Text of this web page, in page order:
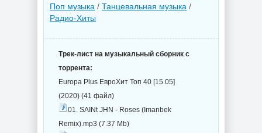
Поп музыка / Танцевальная музыка /
Радио-Хиты
Трек-лист на музыкальный сборник с
торрента:
Europa Plus ЕвроХит Топ 40 [15.05]
(2020) (41 файл)
01. SAINt JHN - Roses (Imanbek
Remix).mp3 (7.37 Mb)